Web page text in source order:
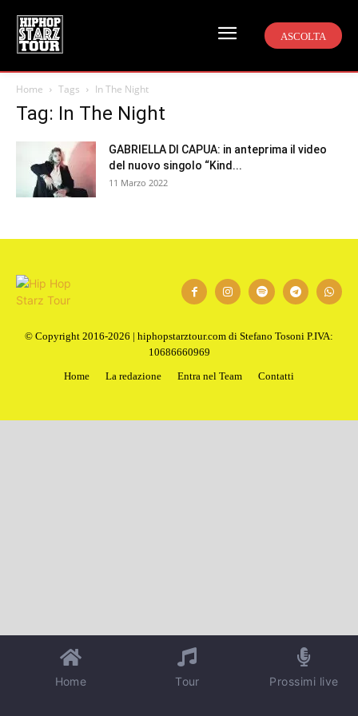
ASCOLTA
Home Tags In The Night
Tag: In The Night
GABRIELLA DI CAPUA: in anteprima il video
del nuovo singolo “Kind...
11 Marzo 2022
© Copyright 2016-2026 | hiphopstarztour.com di Stefano Tosoni P.IVA:
10686660969
Home
La redazione Entra nel Team Contatti
Home Tour Prossimi live